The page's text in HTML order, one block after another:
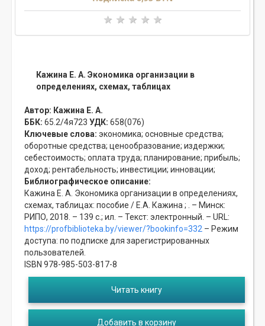
Кажина Е. А. Экономика организации в
определениях, схемах, таблицах
Автор: Кажина Е. А.
ББК: 65.2/4я723 УДК: 658(076)
Ключевые слова: экономика; основные средства;
оборотные средства; ценообразование; издержки;
себестоимость; оплата труда; планирование; прибыль;
доход; рентабельность; инвестиции; инновации;
Библиографическое описание:
Кажина Е. А. Экономика организации в определениях,
схемах, таблицах: пособие / Е.А. Кажина ; . – Минск:
РИПО, 2018. – 139 с.; ил. – Текст: электронный. – URL:
https://profbiblioteka.by/viewer/?bookinfo=332 – Режим
доступа: по подписке для зарегистрированных
пользователей.
ISBN 978-985-503-817-8
Читать книгу
Добавить в корзину